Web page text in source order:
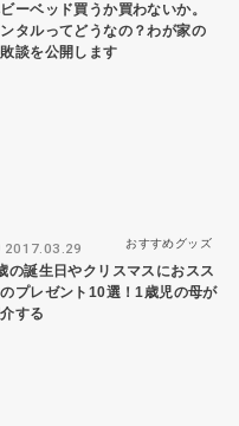
ーベッド買うか買わないか。
ンタルってどうなの？わが家の
談を公開します
おすすめグッズ
2017.03.29
の誕生日やクリスマスにおスス
プレゼント10選！1歳児の母が
する